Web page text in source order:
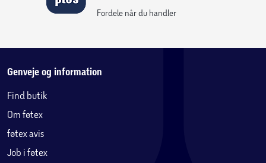
Fordele når du handler
Genveje og information
Find butik
Om føtex
føtex avis
Job i føtex